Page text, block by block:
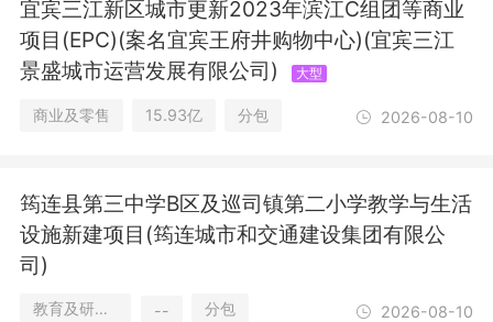
宜宾三江新区城市更新2023年滨江C组团等商业
项目(EPC)(案名宜宾王府井购物中心)(宜宾三江
景盛城市运营发展有限公司)
大型
商业及零售 15.93亿 分包 2026-08-10
筠连县第三中学B区及巡司镇第二小学教学与生活
设施新建项目(筠连城市和交通建设集团有限公
司)
教育及研究设施/文娱康乐/住宅 -- 分包 2026-08-10